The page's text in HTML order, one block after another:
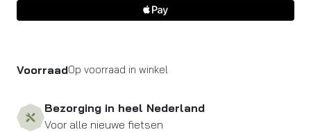
VoorraadOp voorraad in winkel
Bezorging in heel Nederland
Voor alle nieuwe fietsen